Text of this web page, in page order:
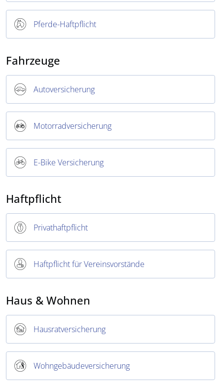
Pferde-Haftpflicht
Fahrzeuge
Autoversicherung
Motorradversicherung
E-Bike Versicherung
Haftpflicht
Privathaftpflicht
Haftpflicht für Vereinsvorstände
Haus & Wohnen
Hausratversicherung
Wohngebäudeversicherung